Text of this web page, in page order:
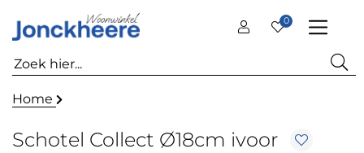
0
Home
Schotel Collect Ø18cm ivoor